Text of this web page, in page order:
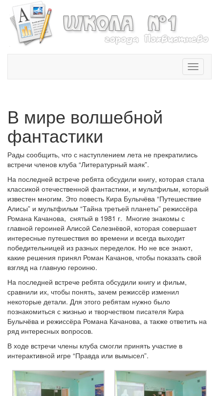
T
o
i
В мире волшебной
фантастики
Рады сообщить, что с наступлением лета не прекратились
встречи членов клуба “Литературный маяк”.
На последней встрече ребята обсудили книгу, которая стала
классикой отечественной фантастики, и мультфильм, который
известен многим. Это повесть Кира Булычёва “Путешествие
Алисы” и мультфильм “Тайна третьей планеты” режиссёра
Романа Качанова, снятый в 1981 г. Многие знакомы с
главной героиней Алисой Селезнёвой, которая совершает
интересные путешествия во времени и всегда выходит
победительницей из разных переделок. Но не все знают,
какие решения принял Роман Качанов, чтобы показать свой
взгляд на главную героиню.
На последней встрече ребята обсудили книгу и фильм,
сравнили их, чтобы понять, зачем режиссёр изменил
некоторые детали. Для этого ребятам нужно было
познакомиться с жизнью и творчеством писателя Кира
Булычёва и режиссёра Романа Качанова, а также ответить на
ряд интересных вопросов.
В ходе встречи члены клуба смогли принять участие в
интерактивной игре “Правда или вымысел”.